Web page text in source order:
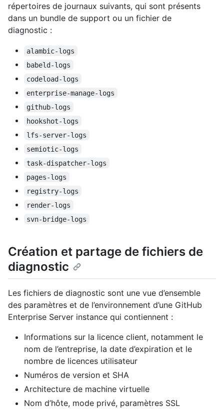
répertoires de journaux suivants, qui sont présents
dans un bundle de support ou un fichier de
diagnostic :
alambic-logs
babeld-logs
codeload-logs
enterprise-manage-logs
github-logs
hookshot-logs
lfs-server-logs
semiotic-logs
task-dispatcher-logs
pages-logs
registry-logs
render-logs
svn-bridge-logs
Création et partage de fichiers de
diagnostic
Les fichiers de diagnostic sont une vue d’ensemble
des paramètres et de l’environnement d’une GitHub
Enterprise Server instance qui contiennent :
Informations sur la licence client, notamment le
nom de l’entreprise, la date d’expiration et le
nombre de licences utilisateur
Numéros de version et SHA
Architecture de machine virtuelle
Nom d’hôte, mode privé, paramètres SSL